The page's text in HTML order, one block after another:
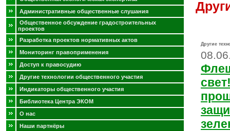
Административные общественные слушания
Общественное обсуждение градостроительных
проектов
Разработка проектов нормативных актов
Мониторинг правоприменения
Доступ к правосудию
Другие технологии общественного участия
Индикаторы общественного участия
Библиотека Центра ЭКОМ
О нас
Наши партнёры
Другие